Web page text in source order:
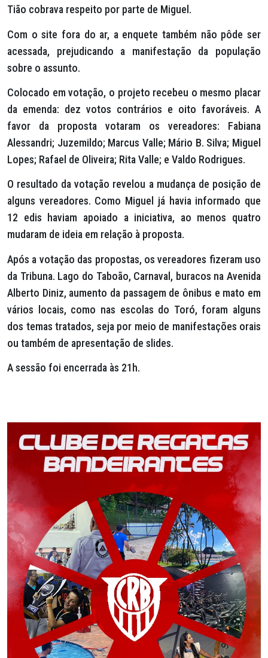
Tião cobrava respeito por parte de Miguel.
Com o site fora do ar, a enquete também não pôde ser
acessada, prejudicando a manifestação da população
sobre o assunto.
Colocado em votação, o projeto recebeu o mesmo placar
da emenda: dez votos contrários e oito favoráveis. A
favor da proposta votaram os vereadores: Fabiana
Alessandri; Juzemildo; Marcus Valle; Mário B. Silva; Miguel
Lopes; Rafael de Oliveira; Rita Valle; e Valdo Rodrigues.
O resultado da votação revelou a mudança de posição de
alguns vereadores. Como Miguel já havia informado que
12 edis haviam apoiado a iniciativa, ao menos quatro
mudaram de ideia em relação à proposta.
Após a votação das propostas, os vereadores fizeram uso
da Tribuna. Lago do Taboão, Carnaval, buracos na Avenida
Alberto Diniz, aumento da passagem de ônibus e mato em
vários locais, como nas escolas do Toró, foram alguns
dos temas tratados, seja por meio de manifestações orais
ou também de apresentação de slides.
A sessão foi encerrada às 21h.